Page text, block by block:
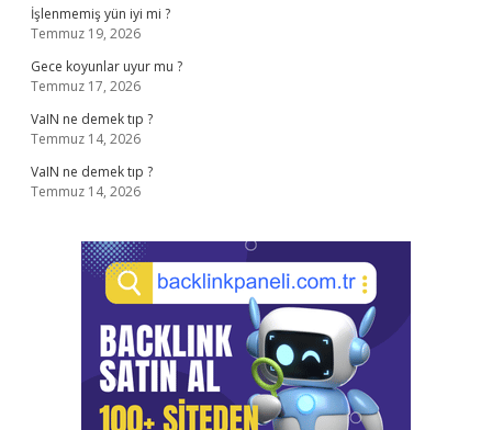
İşlenmemiş yün iyi mi ?
Temmuz 19, 2026
Gece koyunlar uyur mu ?
Temmuz 17, 2026
VaIN ne demek tıp ?
Temmuz 14, 2026
VaIN ne demek tıp ?
Temmuz 14, 2026